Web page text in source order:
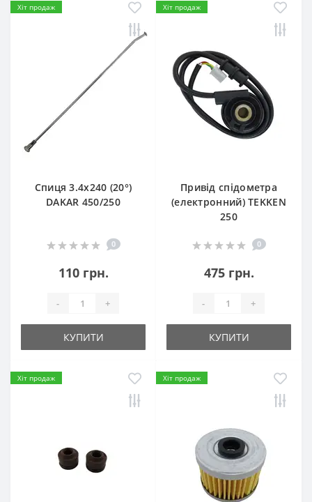
Хіт продаж
Спиця 3.4х240 (20°)
DAKAR 450/250
0
110 грн.
- +
КУПИТИ
Хіт продаж
Привід спідометра
(електронний) TEKKEN
250
0
475 грн.
- +
КУПИТИ
Хіт продаж Хіт продаж